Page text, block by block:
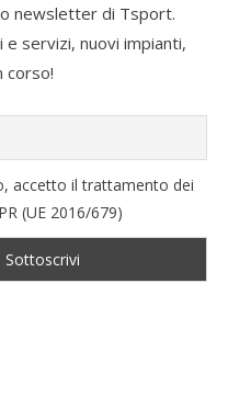
newsletter di Tsport.
servizi, nuovi impianti,
corso!
accetto il trattamento dei
(UE 2016/679)